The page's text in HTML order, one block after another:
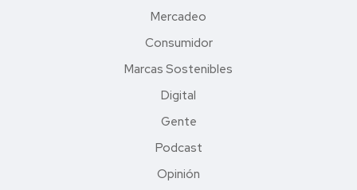
Mercadeo
Consumidor
Marcas Sostenibles
Digital
Gente
Podcast
Opinión